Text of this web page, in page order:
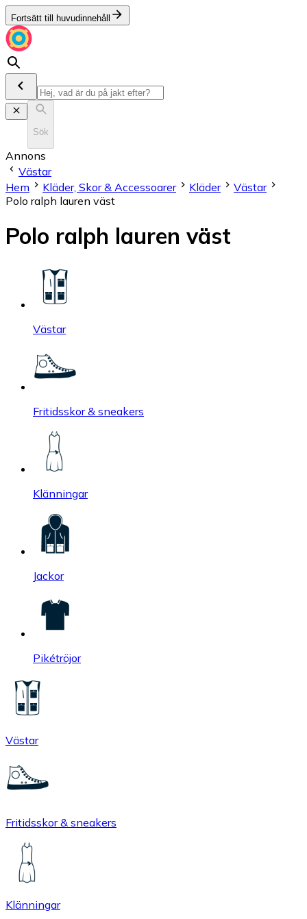
Fortsätt till huvudinnehåll
Sök
Annons
Västar
Hem
Kläder, Skor & Accessoarer Kläder
Västar
Polo ralph lauren väst
Polo ralph lauren väst
Västar
Fritidsskor & sneakers
Klänningar
Jackor
Pikétröjor
Västar
Fritidsskor & sneakers
Klänningar